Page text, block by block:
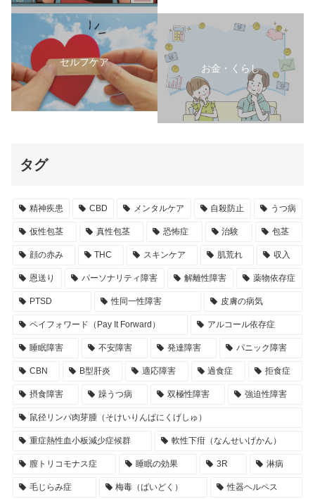
セルフケア
お金・くらし
タグ
精神疾患 CBD メンタルケア 自殺防止 うつ病
仮性包茎 真性包茎 恐怖症 治験 包茎
顔の赤み THC スキンケア 肌荒れ 収入
恩送り パーソナリティ障害 解離性障害 薬物依存症
PTSD 性同一性障害 皮膚の病気
ペイフォワード（Pay It Forward） アルコール依存症
睡眠障害 不安障害 発達障害 パニック障害
CBN B型肝炎 適応障害 過食症 拒食症
摂食障害 躁うつ病 双極性障害 強迫性障害
鼠径リンパ肉芽腫（そけいりんぱにくげしゅ）
重症熱性血小板減少症候群 軟性下疳（なんせいげかん）
膣トリコモナス症 睡眠の効果 3R 淋病
毛じらみ症 梅毒（ばいどく） 性器ヘルペス